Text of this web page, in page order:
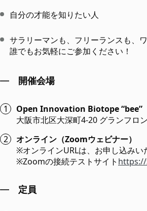
自分の才能を知りたい人
サラリーマンも、フリーランスも、
誰でもお気軽にご参加ください！
開催会場
Open Innovation Biotope “bee”
大阪市北区大深町4-20 グランフロ
オンライン（Zoomウェビナー）
※オンラインURLは、お申し込みい
※Zoomの接続テストサイト
定員